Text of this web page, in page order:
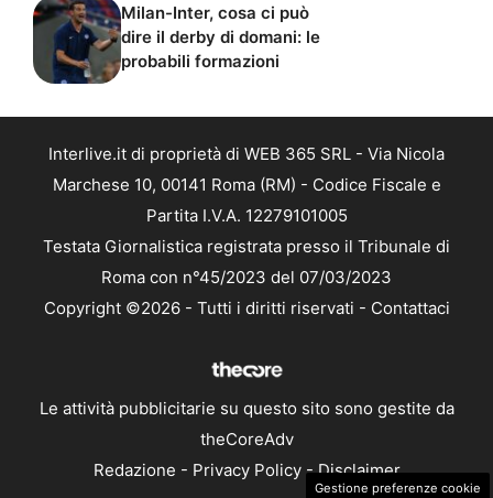
Milan-Inter, cosa ci può
dire il derby di domani: le
probabili formazioni
Interlive.it di proprietà di WEB 365 SRL - Via Nicola
Marchese 10, 00141 Roma (RM) - Codice Fiscale e
Partita I.V.A. 12279101005
Testata Giornalistica registrata presso il Tribunale di
Roma con n°45/2023 del 07/03/2023
Copyright ©2026 - Tutti i diritti riservati - Contattaci
Le attività pubblicitarie su questo sito sono gestite da
theCoreAdv
Redazione - Privacy Policy-Disclaimer
Gestione preferenze cookie